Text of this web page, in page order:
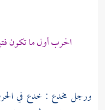
الحرب أول ما تكون
ورجل مخدع : خدع في